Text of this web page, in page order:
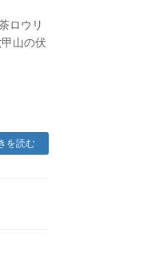
ロウリ
山の伏
を読む